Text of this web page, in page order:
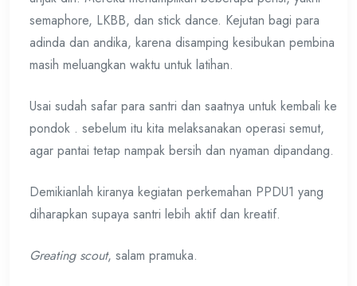
semaphore, LKBB, dan stick dance. Kejutan bagi para
adinda dan andika, karena disamping kesibukan pembina
masih meluangkan waktu untuk latihan.
Usai sudah safar para santri dan saatnya untuk kembali ke
pondok . sebelum itu kita melaksanakan operasi semut,
agar pantai tetap nampak bersih dan nyaman dipandang.
Demikianlah kiranya kegiatan perkemahan PPDU1 yang
diharapkan supaya santri lebih aktif dan kreatif.
Greating scout, salam pramuka.